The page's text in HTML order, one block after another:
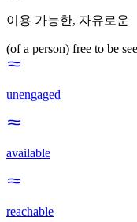
이용 가능한, 자유로운
(of a person) free to be
unengaged
available
reachable